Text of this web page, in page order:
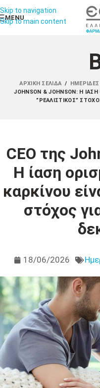
Skip to navigation
Skip to main content
MENU
ΑΡΧΙΚΉ ΣΕΛΊΔΑ /
JOHNSON & JOHNSON: Η
”ΡΕΑΛΙΣΤΙΚΌΣ”
CEO της
Η ίαση
καρκίνου
στόχος
18/06/2026